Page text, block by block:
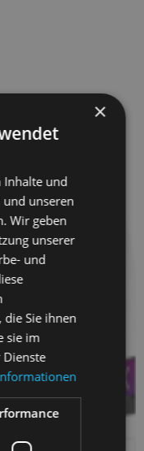
×
Inhalte und
und unseren
Wir geben
unserer
und
Sie ihnen
sie im